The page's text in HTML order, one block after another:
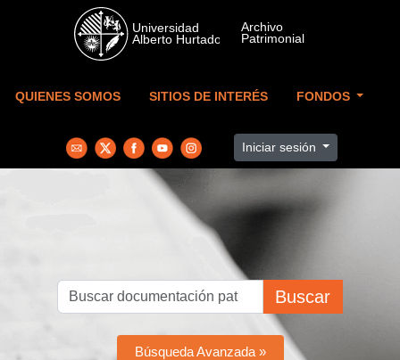
Skip to main content
QUIENES SOMOS SITIOS DE INTERÉS FONDOS
Iniciar sesión
Buscar
Búsqueda Avanzada »